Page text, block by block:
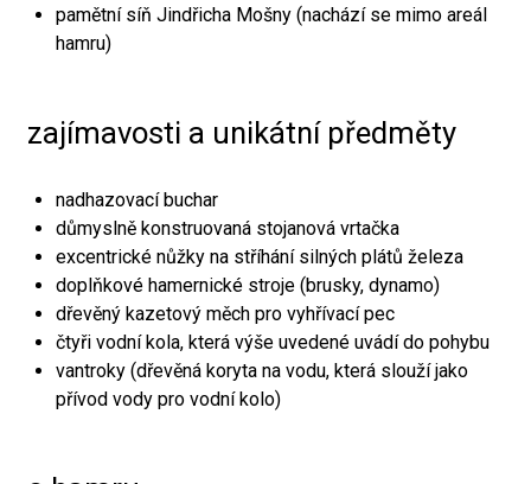
pamětní síň Jindřicha Mošny (nachází se mimo areál
hamru)
zajímavosti a unikátní předměty
nadhazovací buchar
důmyslně konstruovaná stojanová vrtačka
excentrické nůžky na stříhání silných plátů železa
doplňkové hamernické stroje (brusky, dynamo)
dřevěný kazetový měch pro vyhřívací pec
čtyři vodní kola, která výše uvedené uvádí do pohybu
vantroky (dřevěná koryta na vodu, která slouží jako
přívod vody pro vodní kolo)